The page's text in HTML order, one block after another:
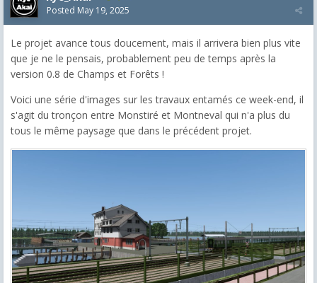
Posted May 19, 2025
Le projet avance tous doucement, mais il arrivera bien plus vite
que je ne le pensais, probablement peu de temps après la
version 0.8 de Champs et Forêts !
Voici une série d'images sur les travaux entamés ce week-end, il
s'agit du tronçon entre Monstiré et Montneval qui n'a plus du
tous le même paysage que dans le précédent projet.